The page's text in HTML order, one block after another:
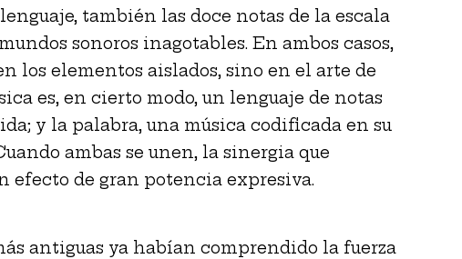
también las doce notas de la escala
sonoros inagotables. En ambos casos,
los elementos aislados, sino en el arte de
es, en cierto modo, un lenguaje de notas
y la palabra, una música codificada en su
ambas se unen, la sinergia que
efecto de gran potencia expresiva.
antiguas ya habían comprendido la fuerza